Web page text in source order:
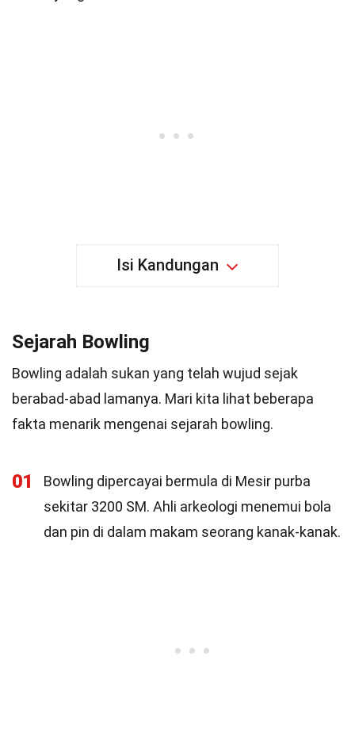
Isi Kandungan
Sejarah Bowling
Bowling adalah sukan yang telah wujud sejak
berabad-abad lamanya. Mari kita lihat beberapa
fakta menarik mengenai sejarah bowling.
01
Bowling dipercayai bermula di Mesir purba
sekitar 3200 SM. Ahli arkeologi menemui bola
dan pin di dalam makam seorang kanak-kanak.